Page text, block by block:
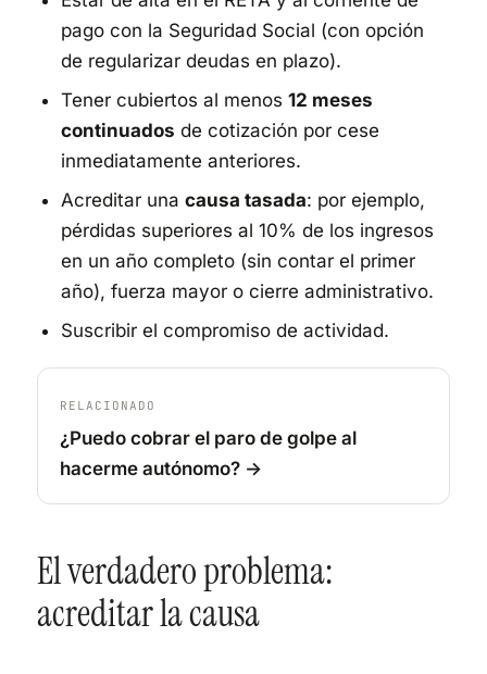
pago con la Seguridad Social (con opción
de regularizar deudas en plazo).
Tener cubiertos al menos 12 meses
continuados de cotización por cese
inmediatamente anteriores.
Acreditar una causa tasada: por ejemplo,
pérdidas superiores al 10% de los ingresos
en un año completo (sin contar el primer
año), fuerza mayor o cierre administrativo.
Suscribir el compromiso de actividad.
RELACIONADO
¿Puedo cobrar el paro de golpe al
hacerme autónomo? →
El verdadero problema:
acreditar la causa